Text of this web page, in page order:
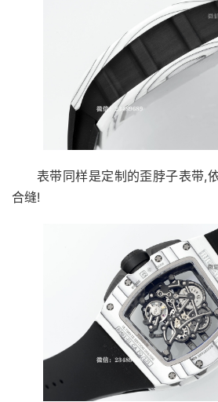
表带同样是定制的歪脖子表带,
合缝!